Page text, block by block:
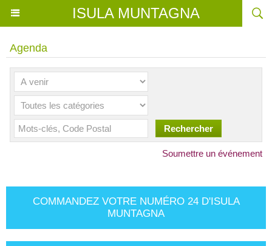
ISULA MUNTAGNA
Agenda
Soumettre un événement
COMMANDEZ VOTRE NUMÉRO 24 D'ISULA
MUNTAGNA